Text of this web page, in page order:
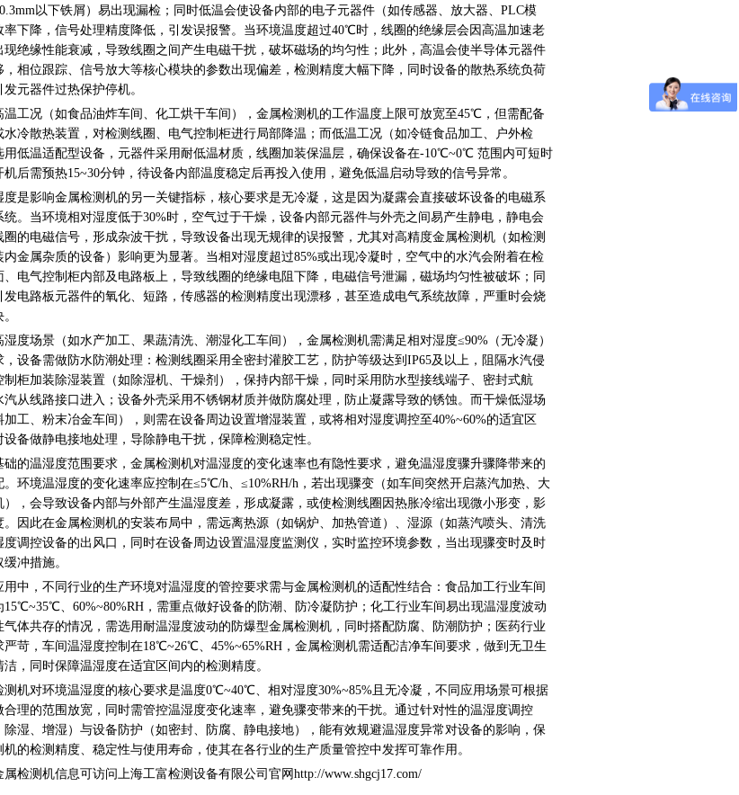
0.3mm以下铁屑）易出现漏检；同时低温会使设备内部的电子元器件（如传感器、放大器、 PLC模
率下降，信号处理精度降低，引发误报警。当环境温度超过40℃时，线圈的绝缘层会因高温加速老
现绝缘性能衰减，导致线圈之间产生电磁干扰，破坏磁场的均匀性；此外，高温会使半导体元器件
，相位跟踪、信号放大等核心模块的参数出现偏差，检测精度大幅下降，同时设备的散热系统负荷
元器件过热保护停机。
温工况（如食品油炸车间、化工烘干车间），金属检测机的工作温度上限可放宽至45℃，但需配备
水冷散热装置，对检测线圈、电气控制柜进行局部降温；而低温工况（如冷链食品加工、户外检
用低温适配型设备，元器件采用耐低温材质，线圈加装保温层，确保设备在-10℃~0℃ 范围内可短时
机后需预热15~30分钟，待设备内部温度稳定后再投入使用，避免低温启动导致的信号异常。
度是影响金属检测机的另一关键指标，核心要求是无冷凝，这是因为凝露会直接破坏设备的电磁系
统。当环境相对湿度低于30%时，空气过于干燥，设备内部元器件与外壳之间易产生静电，静电会
圈的电磁信号，形成杂波干扰，导致设备出现无规律的误报警，尤其对高精度金属检测机（如检测
内金属杂质的设备）影响更为显著。当相对湿度超过85%或出现冷凝时，空气中的水汽会附着在检
、电气控制柜内部及电路板上，导致线圈的绝缘电阻下降，电磁信号泄漏，磁场均匀性被破坏；同
发电路板元器件的氧化、短路，传感器的检测精度出现漂移，甚至造成电气系统故障，严重时会烧
湿度场景（如水产加工、果蔬清洗、潮湿化工车间），金属检测机需满足相对湿度≤90% （无冷凝）
，设备需做防水防潮处理：检测线圈采用全密封灌胶工艺，防护等级达到 IP65及以上，阻隔水汽侵
制柜加装除湿装置（如除湿机、干燥剂），保持内部干燥，同时采用防水型接线端子、密封式航
汽从线路接口进入；设备外壳采用不锈钢材质并做防腐处理，防止凝露导致的锈蚀。而干燥低湿场
加工、粉末冶金车间），则需在设备周边设置增湿装置，或将相对湿度调控至40%~60%的适宜区
设备做静电接地处理，导除静电干扰，保障检测稳定性。
础的温湿度范围要求，金属检测机对温湿度的变化速率也有隐性要求，避免温湿度骤升骤降带来的
。环境温湿度的变化速率应控制在≤5℃/h、≤10%RH/h ，若出现骤变（如车间突然开启蒸汽加热、大
），会导致设备内部与外部产生温湿度差，形成凝露，或使检测线圈因热胀冷缩出现微小形变，影
。因此在金属检测机的安装布局中，需远离热源（如锅炉、加热管道）、湿源（如蒸汽喷头、清洗
度调控设备的出风口，同时在设备周边设置温湿度监测仪，实时监控环境参数，当出现骤变时及时
冲措施。
用中，不同行业的生产环境对温湿度的管控要求需与金属检测机的适配性结合：食品加工行业车间
15℃~35℃、 60%~80%RH ，需重点做好设备的防潮、防冷凝防护；化工行业车间易出现温湿度波动
气体共存的情况，需选用耐温湿度波动的防爆型金属检测机，同时搭配防腐、防潮防护；医药行业
严苛，车间温湿度控制在18℃~26℃、 45%~65%RH ，金属检测机需适配洁净车间要求，做到无卫生
，同时保障温湿度在适宜区间内的检测精度。
测机对环境温湿度的核心要求是温度0℃~40℃、相对湿度30%~85% 且无冷凝，不同应用场景可根据
合理的范围放宽，同时需管控温湿度变化速率，避免骤变带来的干扰。通过针对性的温湿度调控
除湿、增湿）与设备防护（如密封、防腐、静电接地），能有效规避温湿度异常对设备的影响，保
机的检测精度、稳定性与使用寿命，使其在各行业的生产质量管控中发挥可靠作用。
属检测机信息可访问上海工富检测设备有限公司官网 http://www.shgcj17.com/